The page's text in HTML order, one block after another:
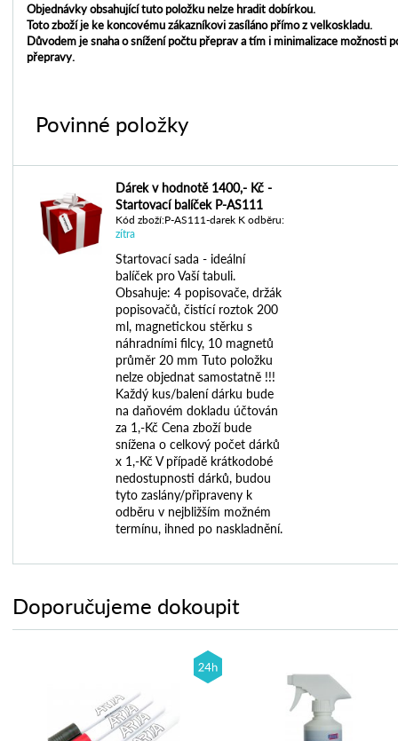
Objednávky obsahující tuto položku nelze hradit dobírkou.
Toto zboží je ke koncovému zákazníkovi zasíláno přímo z velkoskladu.
Důvodem je snaha o snížení počtu přeprav a tím i minimalizace možnosti
přepravy.
Povinné položky
Dárek v hodnotě 1400,- Kč -
Startovací balíček P-AS111
Kód zboží:P-AS111-darek K odběru:
zítra
Startovací sada - ideální
balíček pro Vaší tabuli.
Obsahuje: 4 popisovače, držák
popisovačů, čistící roztok 200
ml, magnetickou stěrku s
náhradními filcy, 10 magnetů
průměr 20 mm Tuto položku
nelze objednat samostatně !!!
Každý kus/balení dárku bude
na daňovém dokladu účtován
za 1,-Kč Cena zboží bude
snížena o celkový počet dárků
x 1,-Kč V případě krátkodobé
nedostupnosti dárků, budou
tyto zaslány/připraveny k
odběru v nejbližším možném
termínu, ihned po naskladnění.
Doporučujeme dokoupit